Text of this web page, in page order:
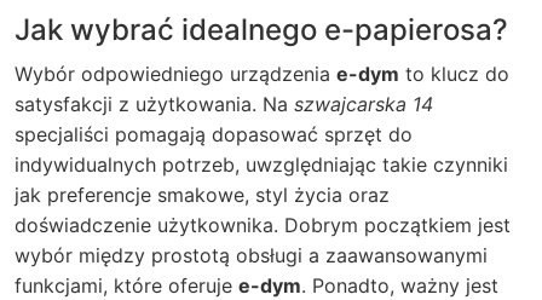
Jak wybrać idealnego e-papierosa?
Wybór odpowiedniego urządzenia e-dym to klucz do
satysfakcji z użytkowania. Na szwajcarska 14
specjaliści pomagają dopasować sprzęt do
indywidualnych potrzeb, uwzględniając takie czynniki
jak preferencje smakowe, styl życia oraz
doświadczenie użytkownika. Dobrym początkiem jest
wybór między prostotą obsługi a zaawansowanymi
funkcjami, które oferuje e-dym. Ponadto, ważny jest